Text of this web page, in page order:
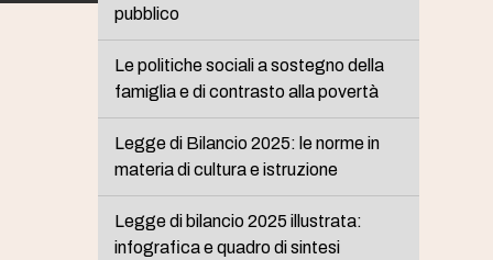
pubblico
Le politiche sociali a sostegno della
famiglia e di contrasto alla povertà
Legge di Bilancio 2025: le norme in
materia di cultura e istruzione
Legge di bilancio 2025 illustrata:
infografica e quadro di sintesi